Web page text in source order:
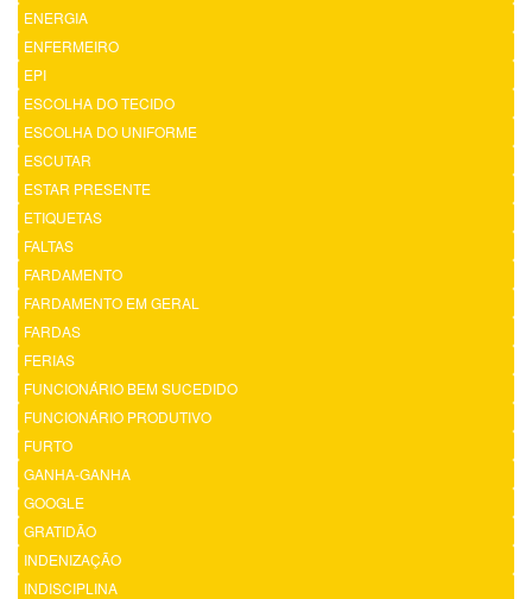
ENERGIA
ENFERMEIRO
EPI
ESCOLHA DO TECIDO
ESCOLHA DO UNIFORME
ESCUTAR
ESTAR PRESENTE
ETIQUETAS
FALTAS
FARDAMENTO
FARDAMENTO EM GERAL
FARDAS
FERIAS
FUNCIONÁRIO BEM SUCEDIDO
FUNCIONÁRIO PRODUTIVO
FURTO
GANHA-GANHA
GOOGLE
GRATIDÃO
INDENIZAÇÃO
INDISCIPLINA